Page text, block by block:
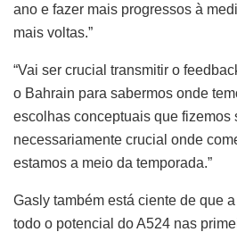
ano e fazer mais progressos à
mais voltas.”
“Vai ser crucial transmitir o
o Bahrain para sabermos onde
escolhas conceptuais que fizemos
necessariamente crucial onde
estamos a meio da temporada.”
Gasly também está ciente de que
todo o potencial do A524 nas